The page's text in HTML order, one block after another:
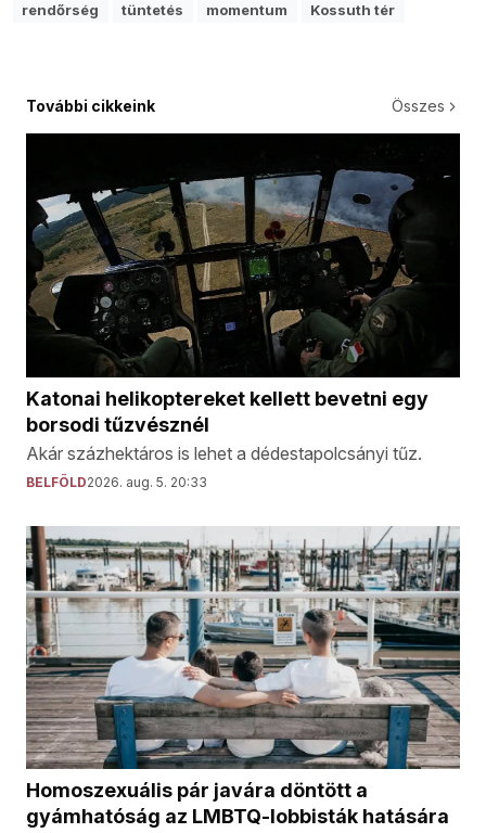
rendőrség tüntetés momentum Kossuth tér
További cikkeink Összes
Katonai helikoptereket kellett bevetni egy
borsodi tűzvésznél
Akár százhektáros is lehet a dédestapolcsányi tűz.
BELFÖLD2026. aug. 5. 20:33
Homoszexuális pár javára döntött a
gyámhatóság az LMBTQ-lobbisták hatására